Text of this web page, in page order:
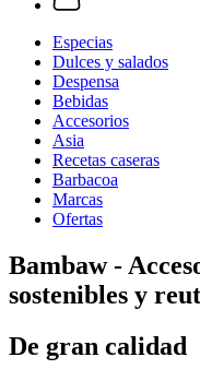
Especias
Dulces y salados
Despensa
Bebidas
Accesorios
Asia
Recetas caseras
Barbacoa
Marcas
Ofertas
Bambaw -
sostenibles y
De gran calidad